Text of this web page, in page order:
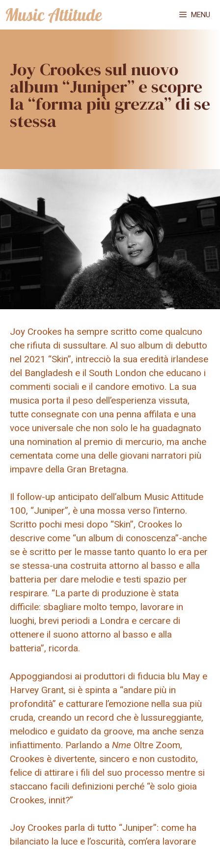
Vai
al
MENU
Joy Crookes sul nuovo
album “Juniper” e scopre
la “forma più grezza” di se
stessa
Joy Crookes ha sempre scritto come qualcuno
che rifiuta di sussultare. Al suo album di debutto
nel 2021 “Skin”, intrecciò la sua eredità irlandese
del Bangladesh e il South London che educano i
commenti sociali e il candore emotivo. La sua
musica porta il peso dell’esperienza vissuta,
tutte consegnate con una penna affilata e una
voce universale che non solo le ha guadagnato
una nomination al premio di mercurio, ma anche
cementata come una delle giovani narratori più
impavre della Gran Bretagna.
Il follow-up anticipato dell’album Music Attitude
100, “Juniper”, è una mossa verso l’interno.
Scritto pochi mesi dopo “Skin”, Crookes lo
descrive come “un album di conoscenza”-anche
se è scritto per le masse tanto quanto lo era per
se stessa-una costruita attorno al basso e alla
batteria per dare melodie e testi spazio per
respirare. “La parte di produzione è stata
difficile: sbagliare molto tempo, lavorare in
luoghi, brevi periodi a Londra e cercare di
ottenere il suono attorno al basso e alla
batteria”, ricorda.
Appoggiandosi ai produttori di fiducia blu May e
Harvey Grant, si è spinta a “andare più in
profondità” e catturare l’emozione nella sua più
cruda, creando un record che è lussureggiante,
melodico e guidato da groove, ma anche senza
infiattimento. Parlando a Nme Oltre Zoom,
Crookes è divertente, sincero e non custodito,
felice di attirare i fili del suo processo mentre si
staccano facili definizioni perché “è solo gioia
Crookes, innit?”
Joy Crookes parla di tutto “Juniper”: come ha
bilanciato la luce e l’oscurità, com’era lavorare